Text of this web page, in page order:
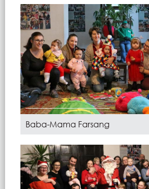
Baba-Mama Farsang